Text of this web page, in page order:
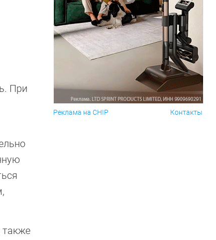
При
также
Реклама на CHIP Контакты